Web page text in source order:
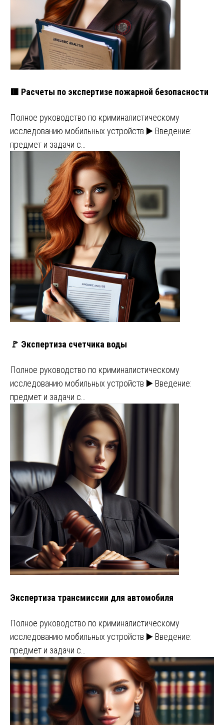
🟥 Расчеты по экспертизе пожарной безопасности
Полное руководство по криминалистическому
исследованию мобильных устройств ▶️ Введение:
предмет и задачи с…
🚩 Экспертиза счетчика воды
Полное руководство по криминалистическому
исследованию мобильных устройств ▶️ Введение:
предмет и задачи с…
Экспертиза трансмиссии для автомобиля
Полное руководство по криминалистическому
исследованию мобильных устройств ▶️ Введение:
предмет и задачи с…